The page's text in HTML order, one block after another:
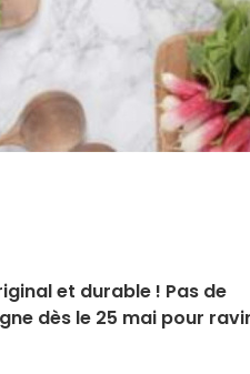
et durable ! Pas de
dès le 25 mai pour ravir